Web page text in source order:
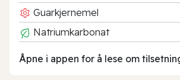
Guarkjernemel
Natriumkarbonat
Åpne i appen for å lese om